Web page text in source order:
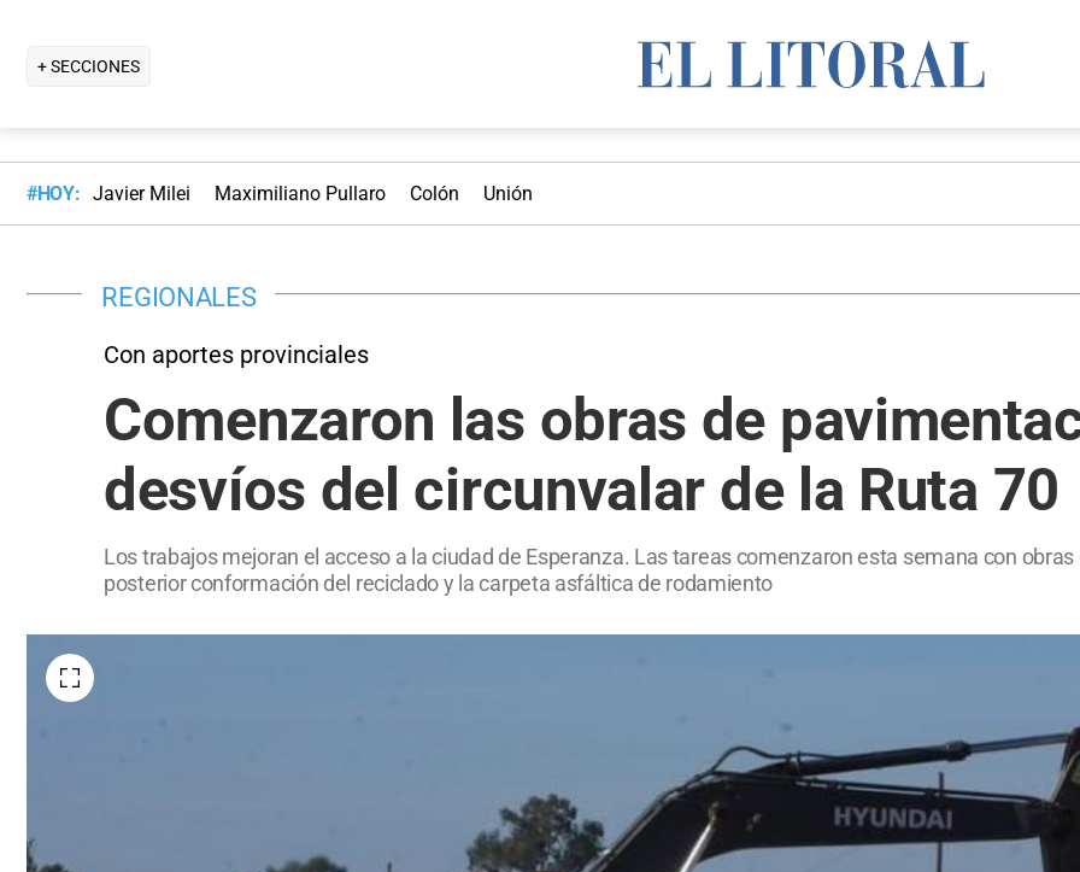
+ SECCIONES
#HOY: Javier Milei Maximiliano Pullaro Colón Unión
REGIONALES
Con aportes provinciales
Comenzaron las obras de
desvíos del circunvalar de la Ruta 70
Los trabajos mejoran el acceso a la ciudad de Esperanza. Las tareas comenzaron esta semana con
posterior conformación del reciclado y la carpeta asfáltica de rodamiento